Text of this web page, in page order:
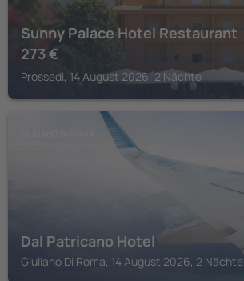
Sunny Palace Hotel Restaurant
273€
Prossedi, 14 August 2026, 2 Nächte
Dal Patricano Hotel
Giuliano Di Roma, 14 August 2026, 2 Nächte